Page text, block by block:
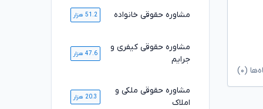
(۰)
مشاوره حقوقی خانواده 51.2 هزار
مشاوره حقوقی کیفری و
جرایم
47.6 هزار
مشاوره حقوقی ملکی و
املاک
20.3 هزار